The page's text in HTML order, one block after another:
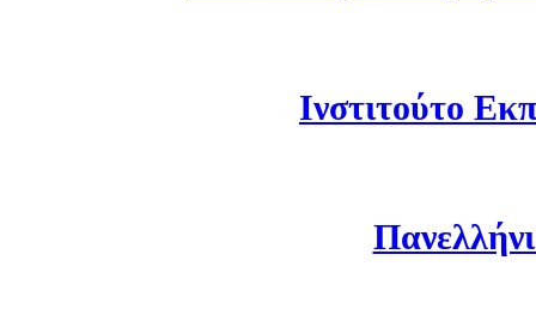
Ινστιτούτο